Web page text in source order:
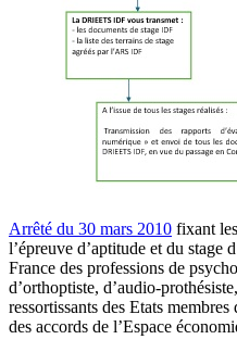
Arrêté du 30 mars 2010 fixant
l’épreuve d’aptitude et du stage
France des professions de
d’orthoptiste, d’audio-
ressortissants des Etats
des accords de l’Espace